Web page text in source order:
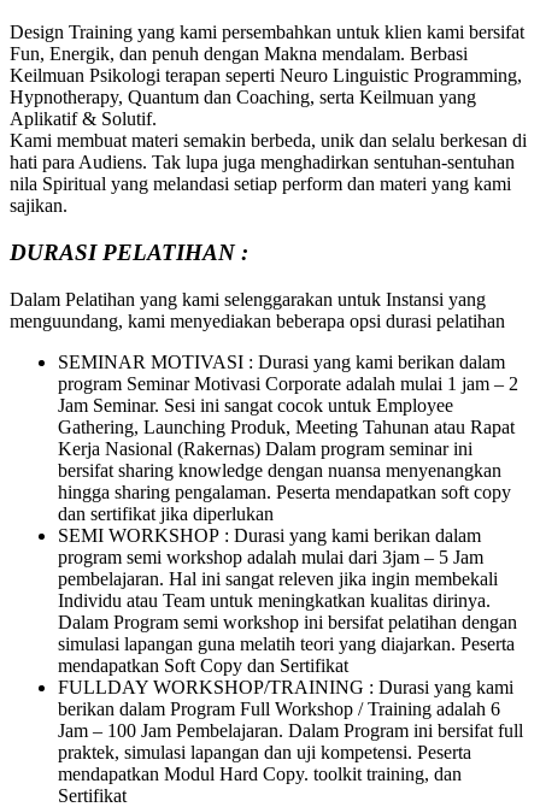
Design Training yang kami persembahkan untuk klien kami bersifat
Fun, Energik, dan penuh dengan Makna mendalam. Berbasi
Keilmuan Psikologi terapan seperti Neuro Linguistic Programming,
Hypnotherapy, Quantum dan Coaching, serta Keilmuan yang
Aplikatif & Solutif.
Kami membuat materi semakin berbeda, unik dan selalu berkesan di
hati para Audiens. Tak lupa juga menghadirkan sentuhan-sentuhan
nila Spiritual yang melandasi setiap perform dan materi yang kami
sajikan.
DURASI PELATIHAN :
Dalam Pelatihan yang kami selenggarakan untuk Instansi yang
menguundang, kami menyediakan beberapa opsi durasi pelatihan
SEMINAR MOTIVASI : Durasi yang kami berikan dalam
program Seminar Motivasi Corporate adalah mulai 1 jam – 2
Jam Seminar. Sesi ini sangat cocok untuk Employee
Gathering, Launching Produk, Meeting Tahunan atau Rapat
Kerja Nasional (Rakernas) Dalam program seminar ini
bersifat sharing knowledge dengan nuansa menyenangkan
hingga sharing pengalaman. Peserta mendapatkan soft copy
dan sertifikat jika diperlukan
SEMI WORKSHOP : Durasi yang kami berikan dalam
program semi workshop adalah mulai dari 3jam – 5 Jam
pembelajaran. Hal ini sangat releven jika ingin membekali
Individu atau Team untuk meningkatkan kualitas dirinya.
Dalam Program semi workshop ini bersifat pelatihan dengan
simulasi lapangan guna melatih teori yang diajarkan. Peserta
mendapatkan Soft Copy dan Sertifikat
FULLDAY WORKSHOP/TRAINING : Durasi yang kami
berikan dalam Program Full Workshop / Training adalah 6
Jam – 100 Jam Pembelajaran. Dalam Program ini bersifat full
praktek, simulasi lapangan dan uji kompetensi. Peserta
mendapatkan Modul Hard Copy. toolkit training, dan
Sertifikat